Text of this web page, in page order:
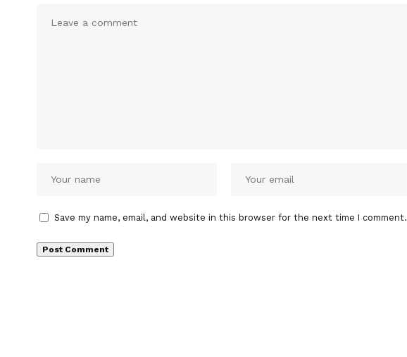
Save my name, email, and website in this browser for the next time I comment.